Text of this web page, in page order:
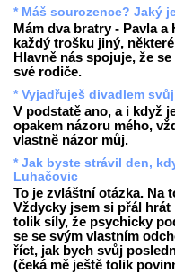
* Máš sourozence? Jaký
Mám dva bratry - Pavla
každý trošku jiný,
Hlavně nás spojuje, že
své rodiče.
* Vyjadřuješ divadlem
V podstatě ano, a i když
opakem názoru mého,
vlastně názor můj.
* Jak byste strávil den,
Luhačovic
To je zvláštní otázka. Na
Vždycky jsem si přál hrát
tolik síly, že psychicky
se se svým vlastním
říct, jak bych svůj
(čeká mě ještě tolik